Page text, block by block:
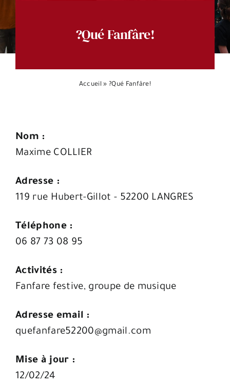
?Qué Fanfâre!
Accueil » ?Qué Fanfâre!
Nom :
Maxime COLLIER
Adresse :
119 rue Hubert-Gillot - 52200 LANGRES
Téléphone :
06 87 73 08 95
Activités :
Fanfare festive, groupe de musique
Adresse email :
quefanfare52200@gmail.com
Mise à jour :
12/02/24